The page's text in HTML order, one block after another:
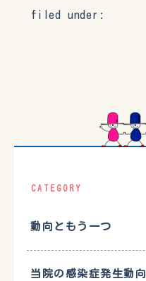
filed under:
CATEGORY
動向ともう一つ
当院の感染症発生動向